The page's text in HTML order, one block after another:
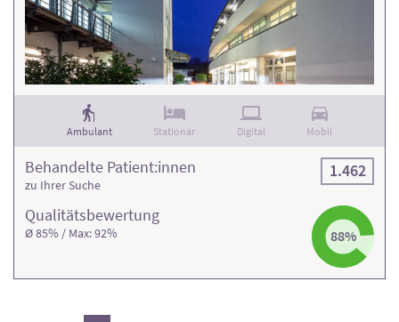
Ambulant Stationär Digital Mobil
Qualitäts­bewertung
Ø 85% / Max: 92% 88%
Behandelte Patient:innen
zu Ihrer Suche
1.462